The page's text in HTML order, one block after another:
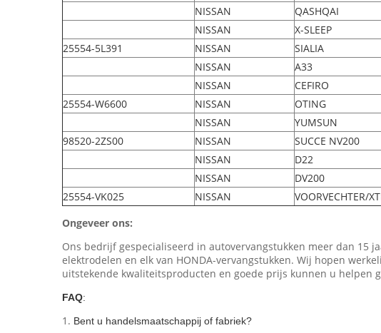
NISSAN
QASHQAI
NISSAN
X-SLEEP
25554-5L391
NISSAN
SIALIA
NISSAN
A33
NISSAN
CEFIRO
25554-W6600
NISSAN
OTING
NISSAN
YUMSUN
98520-2ZS00
NISSAN
SUCCE NV200
NISSAN
D22
NISSAN
DV200
25554-VK025
NISSAN
VOORVECHTER/
Ongeveer ons:
Ons bedrijf gespecialiseerd in autovervangstukken meer dan 15
elektrodelen en elk van HONDA-vervangstukken. Wij hopen
uitstekende kwaliteitsproducten en goede prijs kunnen u helpen
FAQ:
1. Bent u handelsmaatschappij of fabriek?